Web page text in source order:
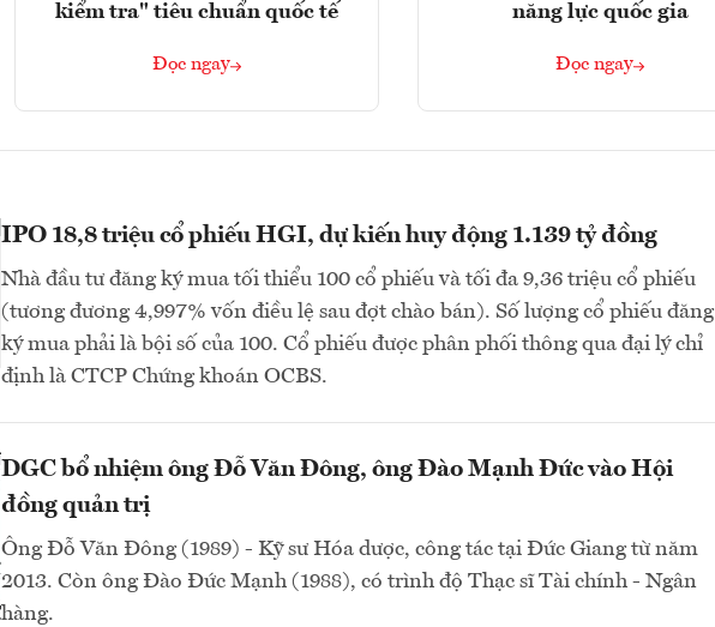
kiểm tra" tiêu chuẩn quốc tế
Đọc ngay
năng lực quốc gia
Đọc ngay
IPO 18,8 triệu cổ phiếu HGI, dự kiến huy động 1.139 tỷ đồng
Nhà đầu tư đăng ký mua tối thiểu 100 cổ phiếu và tối đa 9,36 triệu cổ phiếu
(tương đương 4,997% vốn điều lệ sau đợt chào bán). Số lượng cổ phiếu đăng
ký mua phải là bội số của 100. Cổ phiếu được phân phối thông qua đại lý chỉ
định là CTCP Chứng khoán OCBS.
DGC bổ nhiệm ông Đỗ Văn Đông, ông Đào Mạnh Đức vào Hội
đồng quản trị
Ông Đỗ Văn Đông (1989) - Kỹ sư Hóa dược, công tác tại Đức Giang từ năm
2013. Còn ông Đào Đức Mạnh (1988), có trình độ Thạc sĩ Tài chính - Ngân
hàng.